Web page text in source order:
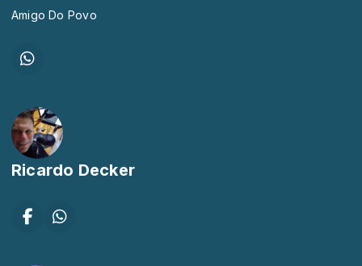
Amigo Do Povo
Ricardo Decker